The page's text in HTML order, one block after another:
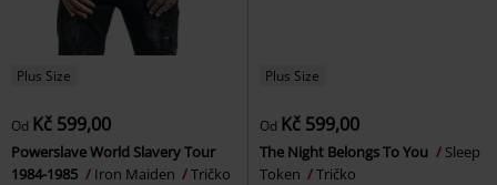
Plus Size
Od Kč 599,00
Powerslave World Slavery Tour
1984-1985
Iron Maiden Tričko
Plus Size
Od Kč 599,00
The Night Belongs To You
Sleep
Token
Tričko